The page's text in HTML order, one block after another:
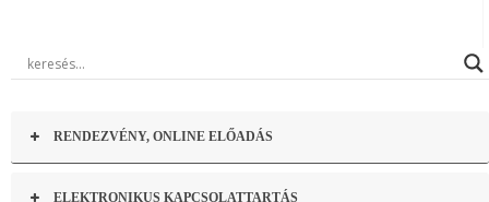
RENDEZVÉNY, ONLINE ELŐADÁS
ELEKTRONIKUS KAPCSOLATTARTÁS